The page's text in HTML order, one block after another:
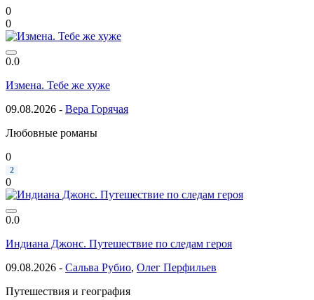
0
0
0.0
Измена. Тебе же хуже
09.08.2026 - Вера Горячая
Любовные романы
0
2
0
0.0
Индиана Джонс. Путешествие по следам героя
09.08.2026 - Сальва Рубио, Олег Перфильев
Путешествия и география